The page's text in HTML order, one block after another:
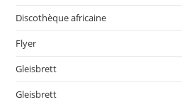
Discothèque africaine
Flyer
Gleisbrett
Gleisbrett